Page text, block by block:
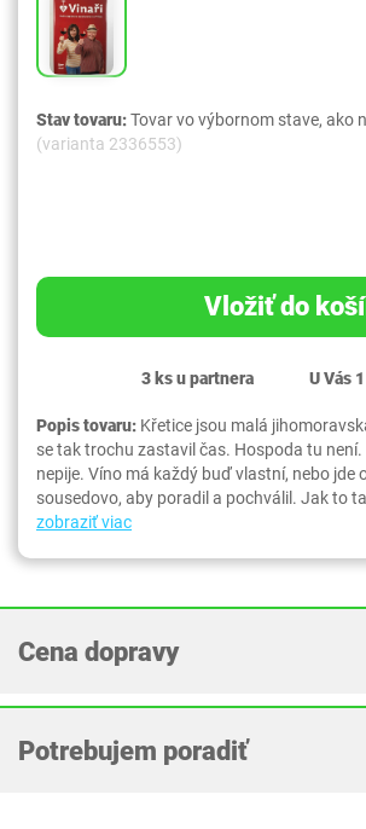
Stav tovaru:Tovar vo výbornom stave, ako
(varianta 2336553)
Vložiť do
3 ks u partnera U Vás
Popis tovaru: Křetice jsou malá
se tak trochu zastavil čas. Hospoda tu není.
nepije. Víno má každý buď vlastní, nebo jde
sousedovo, aby poradil a pochválil. Jak to
zobraziť viac
Cena dopravy
Potrebujem poradiť